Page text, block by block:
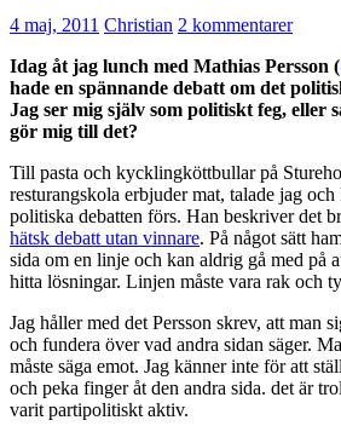
4 maj, 2011 Christian 2 kommentarer
Idag åt jag lunch med Mathias Persson (
hade en spännande debatt om det
Jag ser mig själv som politiskt feg, eller
gör mig till det?
Till pasta och kycklingköttbullar på
resturangskola erbjuder mat, talade jag
politiska debatten förs. Han beskriver det
hätsk debatt utan vinnare. På något sätt
sida om en linje och kan aldrig gå med på
hitta lösningar. Linjen måste vara rak och
Jag håller med det Persson skrev, att man
och fundera över vad andra sidan säger.
måste säga emot. Jag känner inte för att
och peka finger åt den andra sida. det är
varit partipolitiskt aktiv.